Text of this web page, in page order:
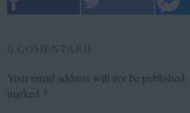
Your email address will not be published.
marked *